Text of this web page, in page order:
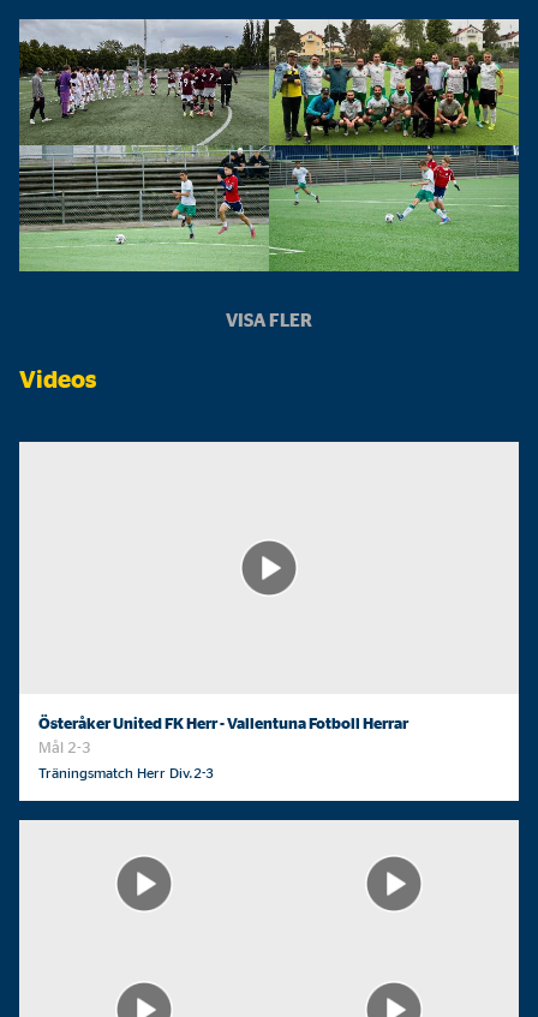
VISA FLER
Videos
Österåker United FK Herr - Vallentuna Fotboll Herrar
Mål 2-3
Träningsmatch Herr Div.2-3